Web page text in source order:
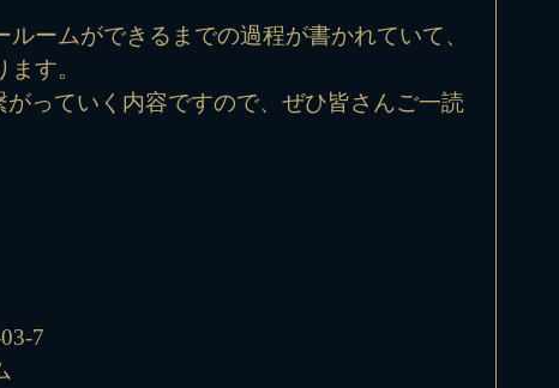
ームができるまでの過程が書かれていて、
す。
がっていく内容ですので、ぜひ皆さんご一読
7